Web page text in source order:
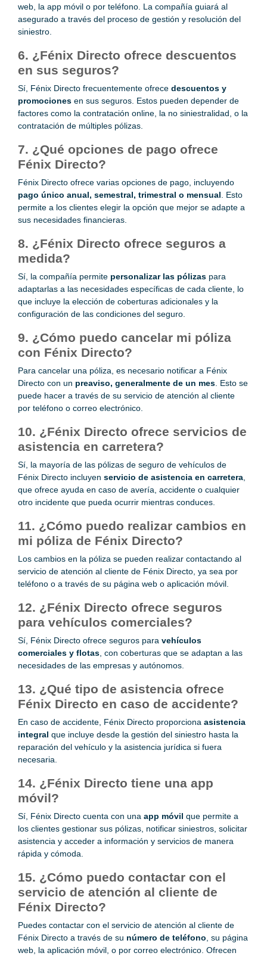
web, la app móvil o por teléfono. La compañía guiará al
asegurado a través del proceso de gestión y resolución del
siniestro.
6. ¿Fénix Directo ofrece descuentos
en sus seguros?
Sí, Fénix Directo frecuentemente ofrece descuentos y
promociones en sus seguros. Estos pueden depender de
factores como la contratación online, la no siniestralidad, o la
contratación de múltiples pólizas.
7. ¿Qué opciones de pago ofrece
Fénix Directo?
Fénix Directo ofrece varias opciones de pago, incluyendo
pago único anual, semestral, trimestral o mensual . Esto
permite a los clientes elegir la opción que mejor se adapte a
sus necesidades financieras.
8. ¿Fénix Directo ofrece seguros a
medida?
Sí, la compañía permite personalizar las pólizas para
adaptarlas a las necesidades específicas de cada cliente, lo
que incluye la elección de coberturas adicionales y la
configuración de las condiciones del seguro.
9. ¿Cómo puedo cancelar mi póliza
con Fénix Directo?
Para cancelar una póliza, es necesario notificar a Fénix
Directo con un preaviso, generalmente de un mes . Esto se
puede hacer a través de su servicio de atención al cliente
por teléfono o correo electrónico.
10. ¿Fénix Directo ofrece servicios de
asistencia en carretera?
Sí, la mayoría de las pólizas de seguro de vehículos de
Fénix Directo incluyen servicio de asistencia en carretera
que ofrece ayuda en caso de avería, accidente o cualquier
otro incidente que pueda ocurrir mientras conduces.
11. ¿Cómo puedo realizar cambios en
mi póliza de Fénix Directo?
Los cambios en la póliza se pueden realizar contactando al
servicio de atención al cliente de Fénix Directo, ya sea por
teléfono o a través de su página web o aplicación móvil.
12. ¿Fénix Directo ofrece seguros
para vehículos comerciales?
Sí, Fénix Directo ofrece seguros para vehículos
comerciales y flotas , con coberturas que se adaptan a las
necesidades de las empresas y autónomos.
13. ¿Qué tipo de asistencia ofrece
Fénix Directo en caso de accidente?
En caso de accidente, Fénix Directo proporciona asistencia
integral que incluye desde la gestión del siniestro hasta la
reparación del vehículo y la asistencia jurídica si fuera
necesaria.
14. ¿Fénix Directo tiene una app
móvil?
Sí, Fénix Directo cuenta con una app móvil que permite a
los clientes gestionar sus pólizas, notificar siniestros, solicitar
asistencia y acceder a información y servicios de manera
rápida y cómoda.
15. ¿Cómo puedo contactar con el
servicio de atención al cliente de
Fénix Directo?
Puedes contactar con el servicio de atención al cliente de
Fénix Directo a través de su número de teléfono , su página
web, la aplicación móvil, o por correo electrónico. Ofrecen